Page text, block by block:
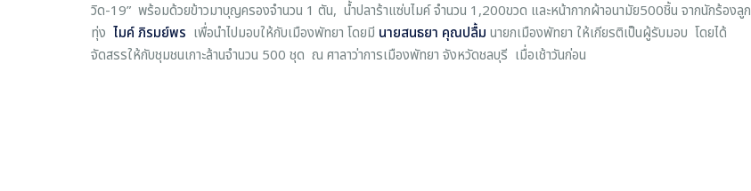
วิด-19” พร้อมด้วยข้าวมาบุญครองจำนวน 1 ตัน, น้ำปลาร้าแซ่บไมค์ จำนวน 1,200ขวด และหน้ากากผ้าอนามัย500ชิ้น จากนักร้องลูก
ทุ่ง ไมค์ ภิรมย์พร เพื่อนำไปมอบให้กับเมืองพัทยา โดยมี นายสนธยา คุณปลื้ม นายกเมืองพัทยา ให้เกียรติเป็นผู้รับมอบ โดยได้
จัดสรรให้กับชุมชนเกาะล้านจำนวน 500 ชุด ณ ศาลาว่าการเมืองพัทยา จังหวัดชลบุรี เมื่อเช้าวันก่อน